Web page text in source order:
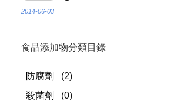
2014-06-03
食品添加物分類目錄
防腐劑
(2)
殺菌劑
(0)